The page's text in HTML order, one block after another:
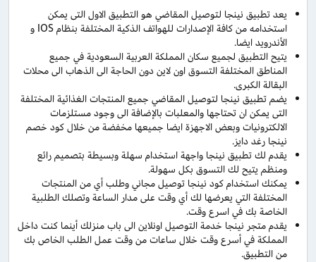
يعد تطبيق نينجا لتوصيل المقاضي هو التطبيق الاول التى يمكن
استخدامه من كافة الإصدارات للهواتف الذكية المختلفة بنظام IOS و
الأندرويد ايضا.
يتيح التطبيق لجميع سكان المملكة العربية السعودية في جميع
المناطق المختلفة التسوق اون لاين دون الحاجة الى الذهاب الى محلات
البقالة الكبرى.
يضم تطبيق نينجا لتوصيل المقاضي جميع المنتجات الغذائية المختلفة
التى يمكن ان تحتاجها والمعلبات بالإضافة الى وجود مستلزمات
الالكترونيات وبعض الاجهزة ايضا جميعها مخفضة من خلال كود خصم
نينجا رغد دايز.
يقدم لك تطبيق نينجا واجهة استخدام سهلة وبسيطة بتصميم رائع
ومنظم يتيح لك التسوق بكل سهولة.
يمكنك استخدام كود نينجا توصيل مجاني وطلب أي من المنتجات
المختلفة التي يعرضها لك أي وقت على مدار الساعة وتصلك الطلبية
الخاصة بك في اسرع وقت.
يقدم متجر نينجا خدمة التوصيل اونلاين الى باب منزلك أينما كنت داخل
المملكة في أسرع وقت خلال ساعات من وقت عمل الطلب الخاص بك
من التطبيق.